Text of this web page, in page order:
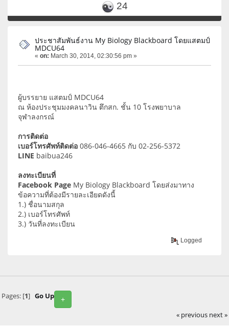
24
ประชาสัมพันธ์งาน My Biology Blackboard โดยแสตมป์
MDCU64
« on: March 30, 2014, 02:30:56 pm »
ผู้บรรยาย แสตมป์ MDCU64
ณ ห้องประชุมมงคลนาวิน ตึกสก. ชั้น 10 โรงพยาบาล
จุฬาลงกรณ์
การติดต่อ
เบอร์โทรศัพท์ติดต่อ 086-046-4665 กับ 02-256-5372
LINE baibua246
ลงทะเบียนที่
Facebook Page My Biology Blackboard โดยส่งมาทาง
ข้อความที่ต้องมีรายละเอียดดังนี้
1.) ชื่อนามสกุล
2.) เบอร์โทรศัพท์
3.) วันที่ลงทะเบียน
Logged
+
Pages: [1] Go Up
« previous next »